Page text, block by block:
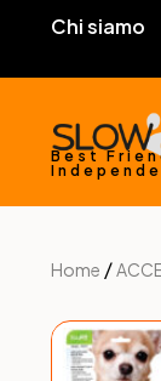
Chi siamo
Best
Home /